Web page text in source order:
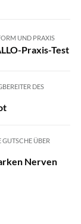
UND PRAXIS
Praxis-Test
DES
ÜBER
Nerven